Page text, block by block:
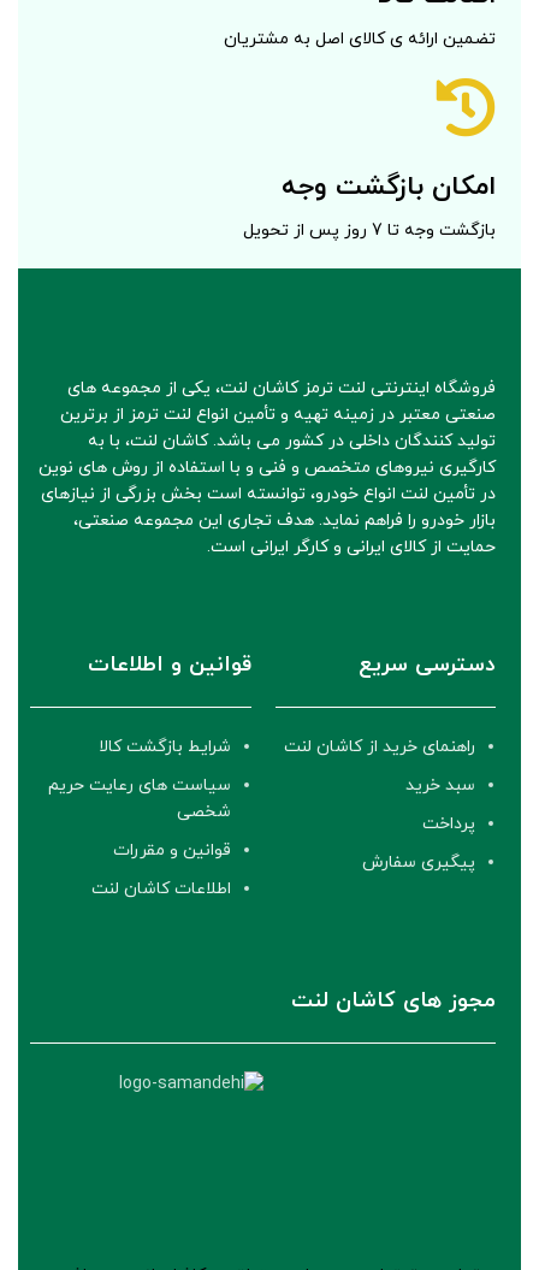
تضمین ارائه ی کالای اصل به مشتریان
امکان بازگشت وجه
بازگشت وجه تا 7 روز پس از تحویل
فروشگاه اینترنتی لنت ترمز کاشان لنت، یکی از مجموعه های
صنعتی معتبر در زمینه تهیه و تأمین انواع لنت ترمز از برترین
تولید کنندگان داخلی در کشور می باشد. کاشان لنت، با به
کارگیری نیروهای متخصص و فنی و با استفاده از روش های نوین
در تأمین لنت انواع خودرو، توانسته است بخش بزرگی از نیازهای
بازار خودرو را فراهم نماید. هدف تجاری این مجموعه صنعتی،
حمایت از کالای ایرانی و کارگر ایرانی است.
دسترسی سریع
راهنمای خرید از کاشان لنت
سبد خرید
پرداخت
پیگیری سفارش
قوانین و اطلاعات
شرایط بازگشت کالا
سیاست های رعایت حریم
شخصی
قوانین و مقررات
اطلاعات کاشان لنت
مجوز های کاشان لنت